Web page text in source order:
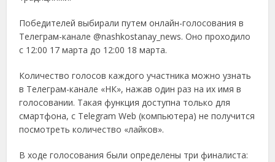
Победителей выбирали путем онлайн-голосования в
Телеграм-канале @nashkostanay_news. Оно проходило
с 12:00 17 марта до 12:00 18 марта.
Количество голосов каждого участника можно узнать
в Телеграм-канале «НК», нажав один раз на их имя в
голосовании. Такая функция доступна только для
смартфона, с Telegram Web (компьютера) не получится
посмотреть количество «лайков».
В ходе голосования были определены три финалиста: